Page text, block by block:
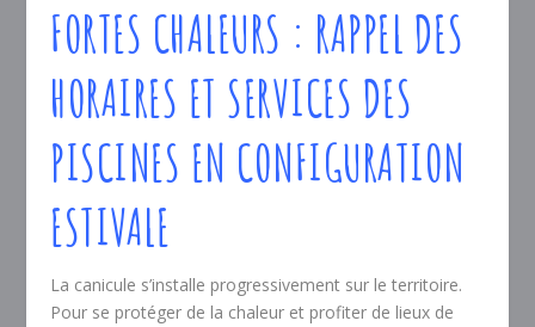
FORTES CHALEURS : RAPPEL DES
HORAIRES ET SERVICES DES
PISCINES EN CONFIGURATION
ESTIVALE
La canicule s’installe progressivement sur le territoire.
Pour se protéger de la chaleur et profiter de lieux de